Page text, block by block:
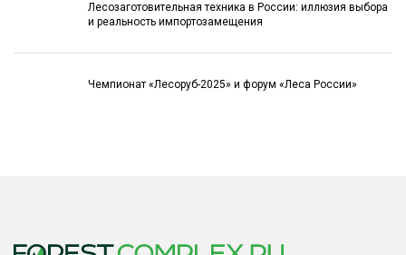
Лесозаготовительная техника в России: иллюзия выбора
и реальность импортозамещения
Чемпионат «Лесоруб-2025» и форум «Леса России»